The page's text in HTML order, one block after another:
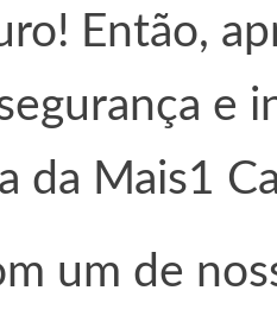
Então,
e
da Mais1
um de